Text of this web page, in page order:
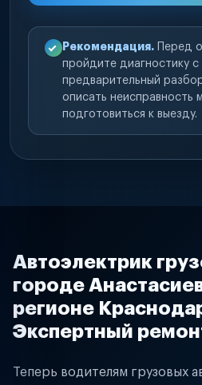
Рекомендация. Перед
пройдите диагностику
предварительный
описать неисправность
подготовиться к выезду.
Автоэлектрик
городе
регионе
Экспертный
Теперь водителям грузовых